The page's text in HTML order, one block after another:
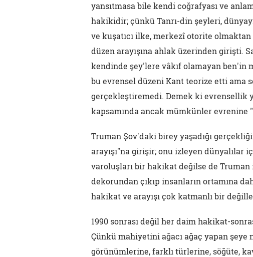
yansıtmasa bile kendi coğrafyası ve
hakikidir; çünkü Tanrı-din şeyleri,
ve kuşatıcı ilke, merkezî otorite
düzen arayışına ahlak üzerinden girişti.
kendinde şey'lere vâkıf olamayan ben'in
bu evrensel düzeni Kant teorize etti ama
gerçekleştiremedi. Demek ki evrensellik
kapsamında ancak mümkünler evrenine
Truman Şov'daki birey yaşadığı
arayışı"na girişir; onu izleyen dünyalılar
varoluşları bir hakikat değilse de
dekorundan çıkıp insanların ortamına
hakikat ve arayışı çok katmanlı bir
1990 sonrası değil her daim hakikat-
Çünkü mahiyetini ağacı ağaç yapan
görünümlerine, farklı türlerine, söğüte,